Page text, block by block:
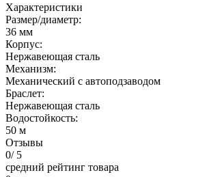
Характеристики
Размер/диаметр:
36 мм
Корпус:
Нержавеющая сталь
Механизм:
Механический с автоподзаводом
Браслет:
Нержавеющая сталь
Водостойкость:
50 м
Отзывы
0/ 5
средний рейтинг товара